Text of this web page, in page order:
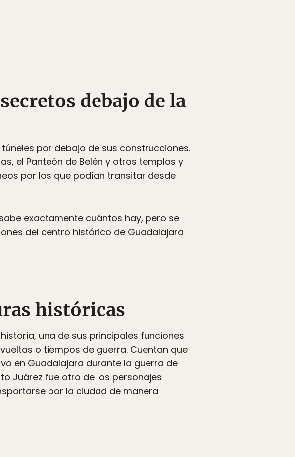
debajo de la
por debajo de sus construcciones.
el Panteón de Belén y otros templos y
por los que podían transitar desde
exactamente cuántos hay, pero se
del centro histórico de Guadalajara
históricas
una de sus principales funciones
o tiempos de guerra. Cuentan que
en Guadalajara durante la guerra de
Juárez fue otro de los personajes
por la ciudad de manera